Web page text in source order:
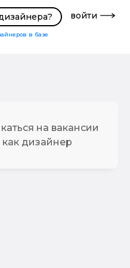
в базе
войти
на вакансии
как дизайнер